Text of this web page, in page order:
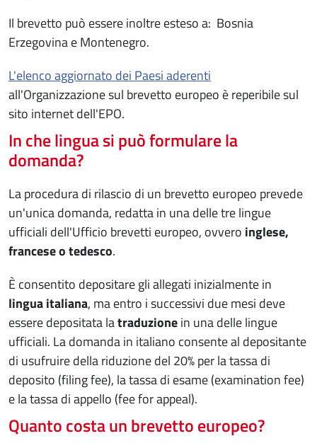
Il brevetto può essere inoltre esteso a: Bosnia
Erzegovina e Montenegro.
L'elenco aggiornato dei Paesi aderenti
all'Organizzazione sul brevetto europeo è reperibile sul
sito internet dell'EPO.
In che lingua si può formulare la
domanda?
La procedura di rilascio di un brevetto europeo prevede
un'unica domanda, redatta in una delle tre lingue
ufficiali dell'Ufficio brevetti europeo, ovvero inglese,
francese o tedesco.
È consentito depositare gli allegati inizialmente in
lingua italiana, ma entro i successivi due mesi deve
essere depositata latraduzionein una delle lingue
ufficiali. La domanda in italiano consente al depositante
di usufruire della riduzione del 20% per la tassa di
deposito (filing fee), la tassa di esame (examination fee)
e la tassa di appello (fee for appeal).
Quanto costa un brevetto europeo?